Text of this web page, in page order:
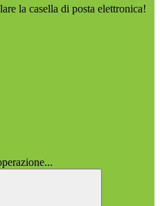
la casella di posta elettronica!